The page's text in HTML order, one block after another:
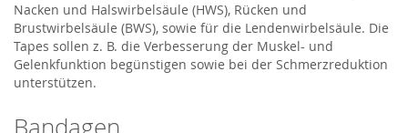
Nacken und Halswirbelsäule (HWS), Rücken und
Brustwirbelsäule (BWS), sowie für die Lendenwirbelsäule. Die
Tapes sollen z. B. die Verbesserung der Muskel- und
Gelenkfunktion begünstigen sowie bei der Schmerzreduktion
unterstützen.